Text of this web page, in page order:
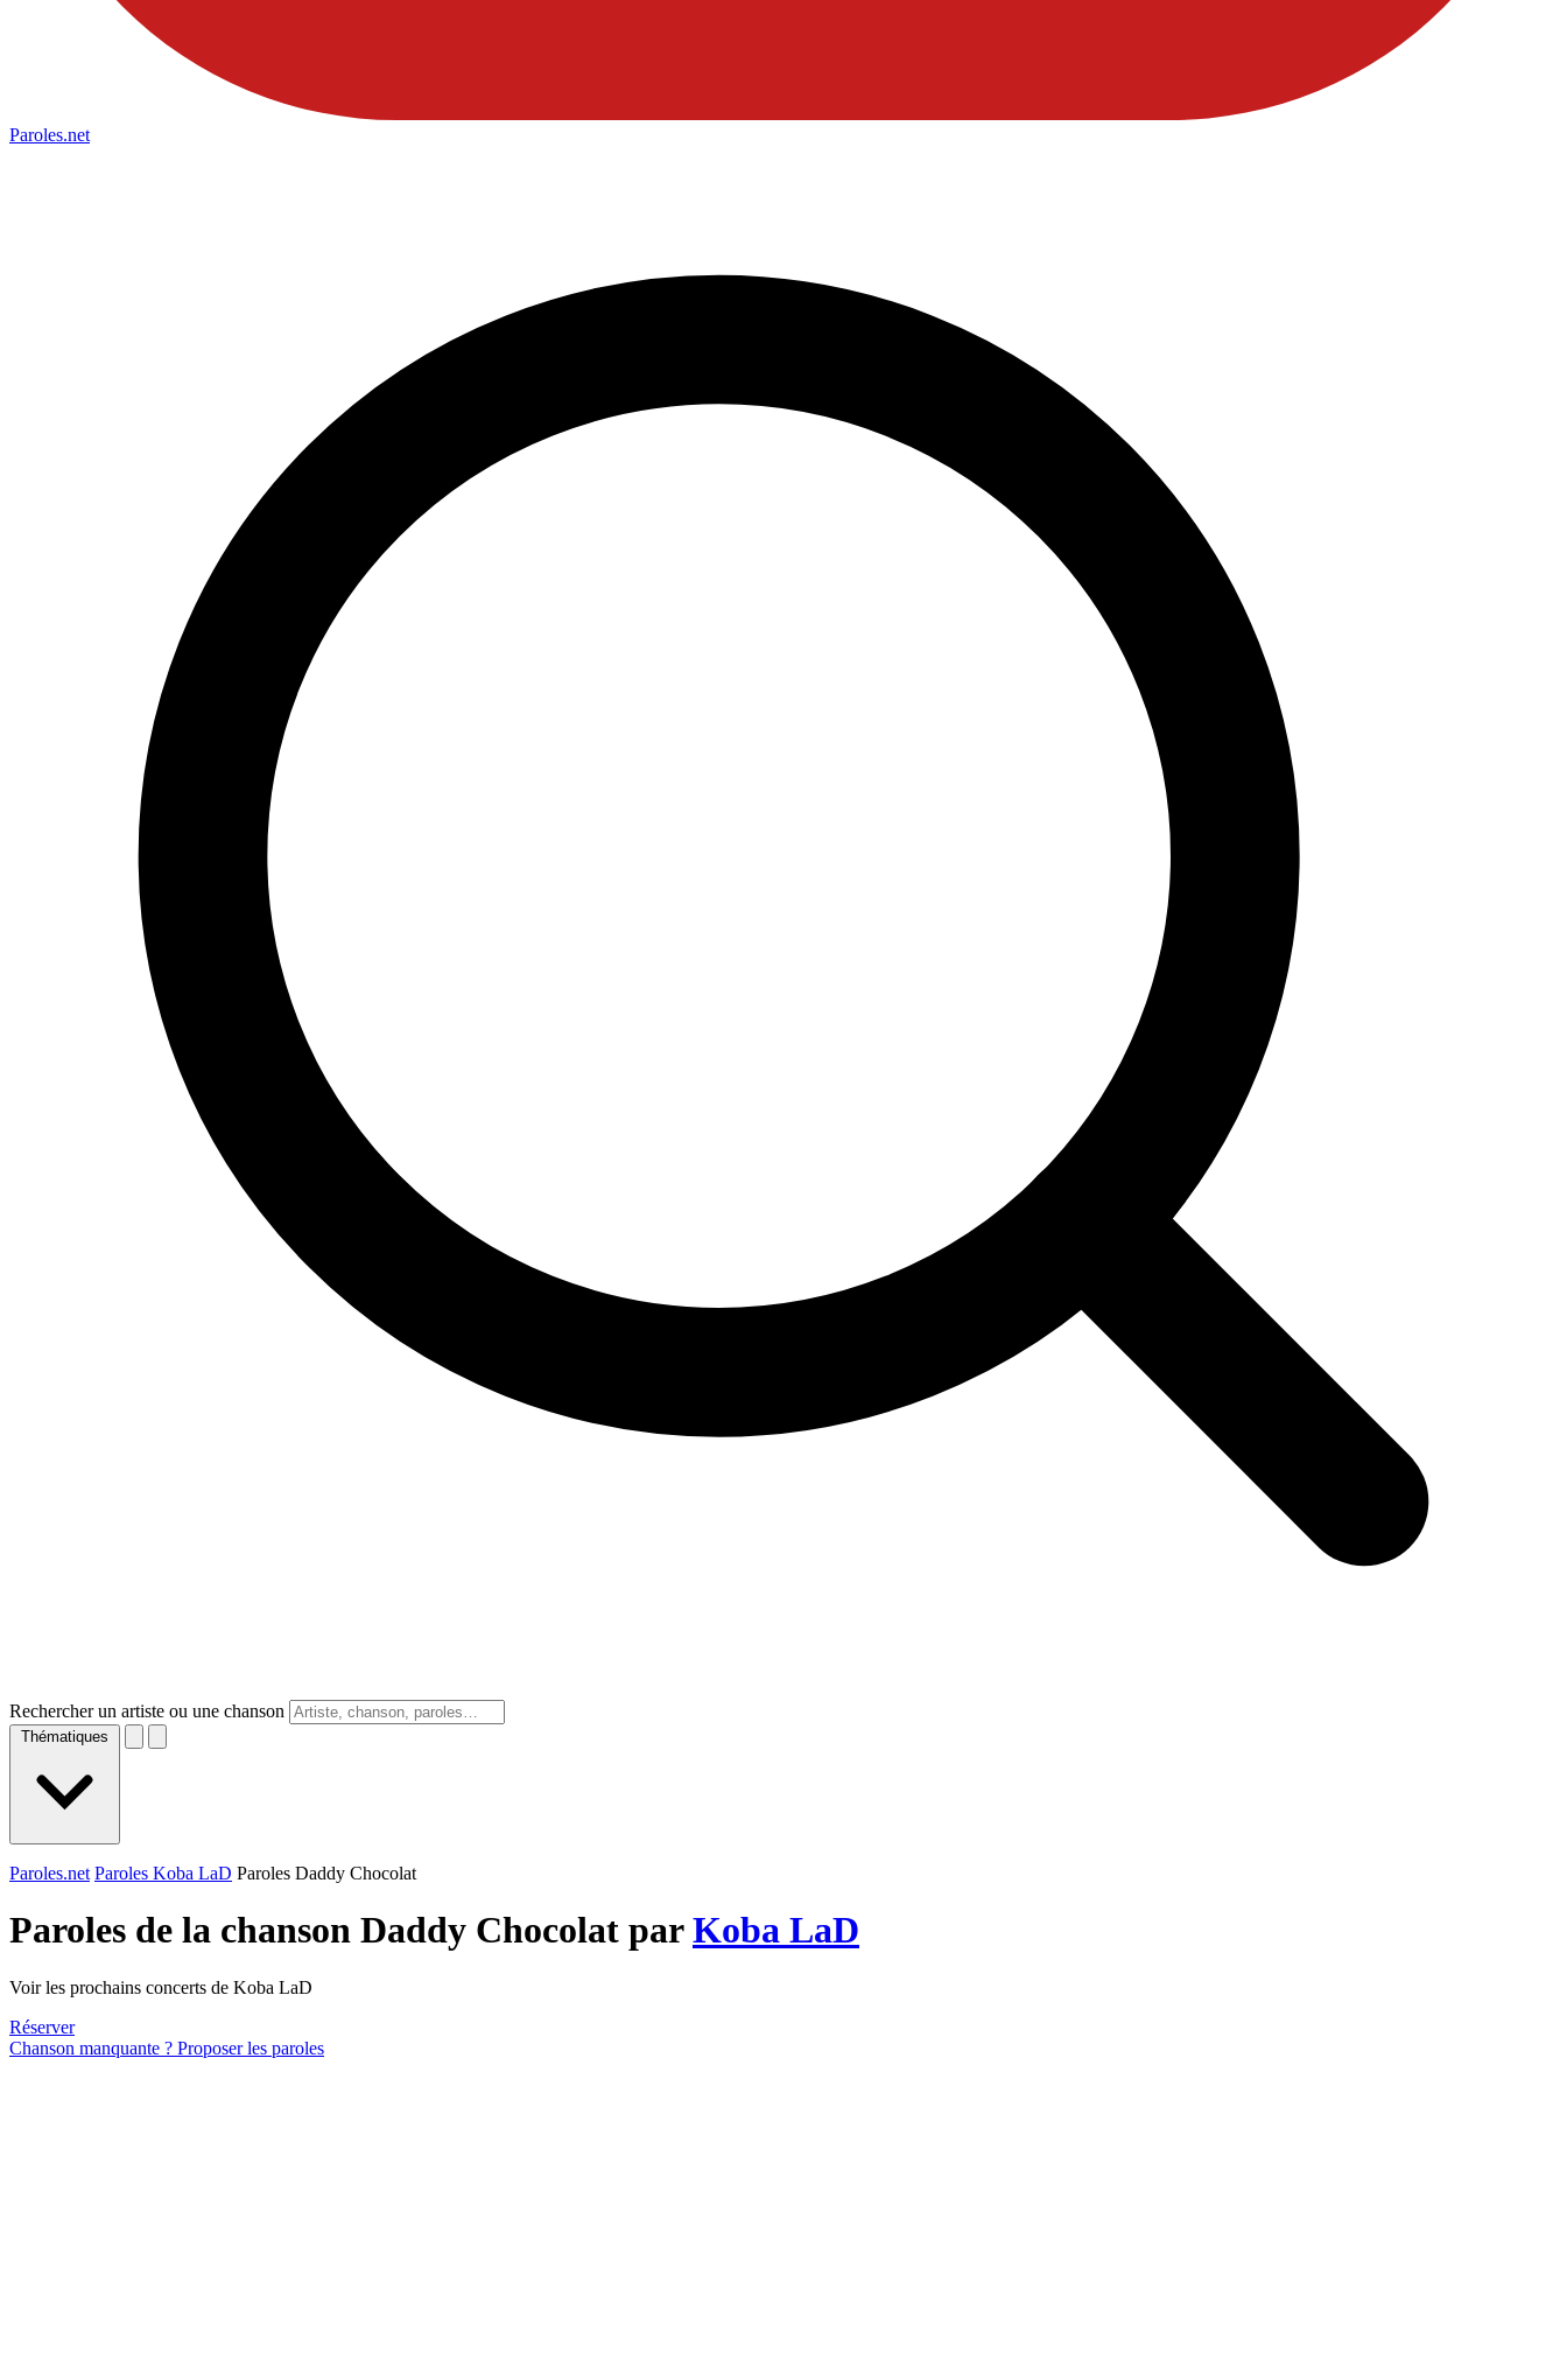
Paroles.net
Rechercher un artiste ou une chanson
Thématiques
Paroles.net Paroles Koba LaD Paroles Daddy Chocolat
Paroles de la chanson Daddy Chocolat parKoba LaD
Voir les prochains concerts de Koba LaD
Réserver
Chanson manquante ? Proposer les paroles